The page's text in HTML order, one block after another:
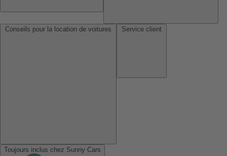
Toujours inclus chez Sunny Cars